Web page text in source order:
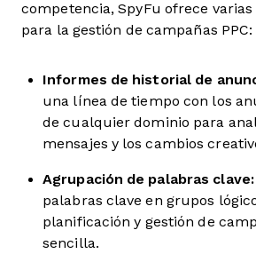
competencia, SpyFu ofrece
para la gestión de campañas PPC:
Informes de historial de
una línea de tiempo con los
de cualquier dominio para
mensajes y los cambios
Agrupación de palabras clave:
palabras clave en grupos
planificación y gestión de
sencilla.